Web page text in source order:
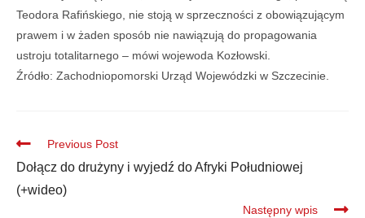
Teodora Rafińskiego, nie stoją w sprzeczności z obowiązującym
prawem i w żaden sposób nie nawiązują do propagowania
ustroju totalitarnego – mówi wojewoda Kozłowski.
Źródło: Zachodniopomorski Urząd Wojewódzki w Szczecinie.
Previous Post
Dołącz do drużyny i wyjedź do Afryki Południowej
(+wideo)
Następny wpis